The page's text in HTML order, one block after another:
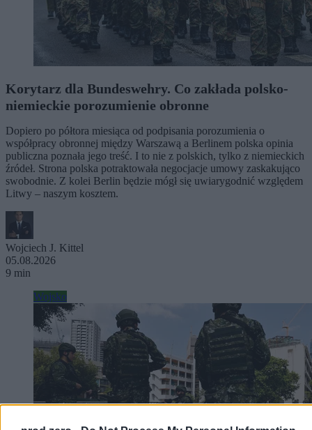
Korytarz dla Bundeswehry. Co zakłada polsko-
niemieckie porozumienie obronne
Dopiero po półtora miesiąca od podpisania porozumienia o
współpracy obronnej między Warszawą a Berlinem polska opinia
publiczna poznała jego treść. I to nie z polskich, tylko z niemieckich
źródeł. Strona polska potraktowała negocjacje umowy zaskakująco
swobodnie. Z kolei Berlin będzie mógł się uwiarygodnić względem
Litwy – naszym kosztem.
Wojciech J. Kittel
05.08.2026
9 min
Wojsko